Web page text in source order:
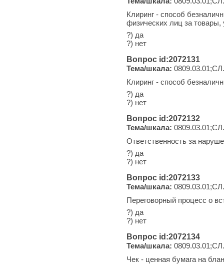
Клиринг - способ
физических лиц за товары,
?) да
?) нет
Вопрос id:2072131
Тема/шкала:
Клиринг - способ
?) да
?) нет
Вопрос id:2072132
Тема/шкала:
Ответственность за
?) да
?) нет
Вопрос id:2072133
Тема/шкала:
Переговорный процесс о
?) да
?) нет
Вопрос id:2072134
Тема/шкала:
Чек - ценная бумага на